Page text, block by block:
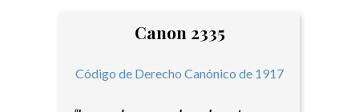
Canon 2335
Código de Derecho Canónico de 1917